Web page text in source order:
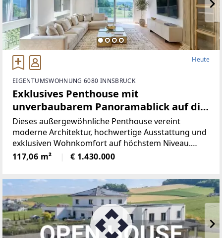
Heute
EIGENTUMSWOHNUNG 6080 INNSBRUCK
Exklusives Penthouse mit
unverbaubarem Panoramablick auf die
Nordkette
Dieses außergewöhnliche Penthouse vereint
moderne Architektur, hochwertige Ausstattung und
exklusiven Wohnkomfort auf höchstem Niveau.
Großzügige Fensterflächen schaffen
lichtdurchflutete Räume und eröffnen einen
117,06 m² € 1.430.000